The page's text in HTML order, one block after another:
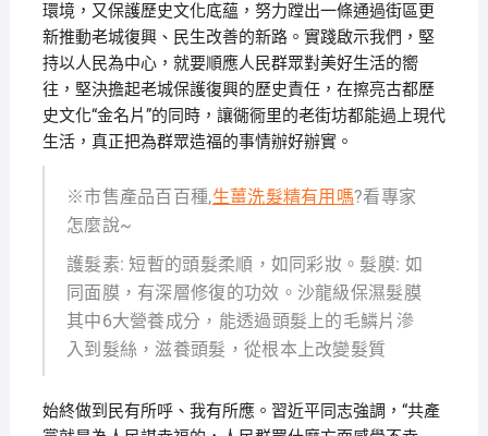
環境，又保護歷史文化底蘊，努力蹚出一條通過街區更
新推動老城復興、民生改善的新路。實踐啟示我們，堅
持以人民為中心，就要順應人民群眾對美好生活的嚮
往，堅決擔起老城保護復興的歷史責任，在擦亮古都歷
史文化“金名片”的同時，讓衚衕里的老街坊都能過上現代
生活，真正把為群眾造福的事情辦好辦實。
※市售產品百百種,生薑洗髮精有用嗎?看專家
怎麼說~
護髮素: 短暫的頭髮柔順，如同彩妝。髮膜: 如
同面膜，有深層修復的功效。沙龍級保濕髮膜
其中6大營養成分，能透過頭髮上的毛鱗片滲
入到髮絲，滋養頭髮，從根本上改變髮質
始終做到民有所呼、我有所應。習近平同志強調，“共產